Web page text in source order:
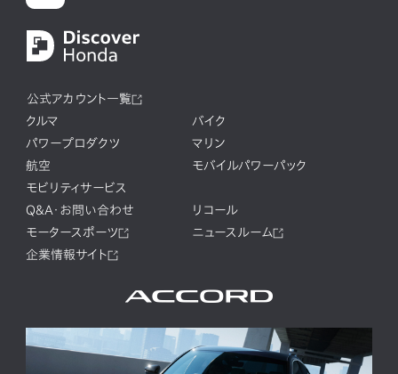
公式アカウント一覧
クルマ
バイク
パワープロダクツ
マリン
航空
モバイルパワーパック
モビリティサービス
Q&A・お問い合わせ
リコール
モータースポーツ
ニュースルーム
企業情報サイト